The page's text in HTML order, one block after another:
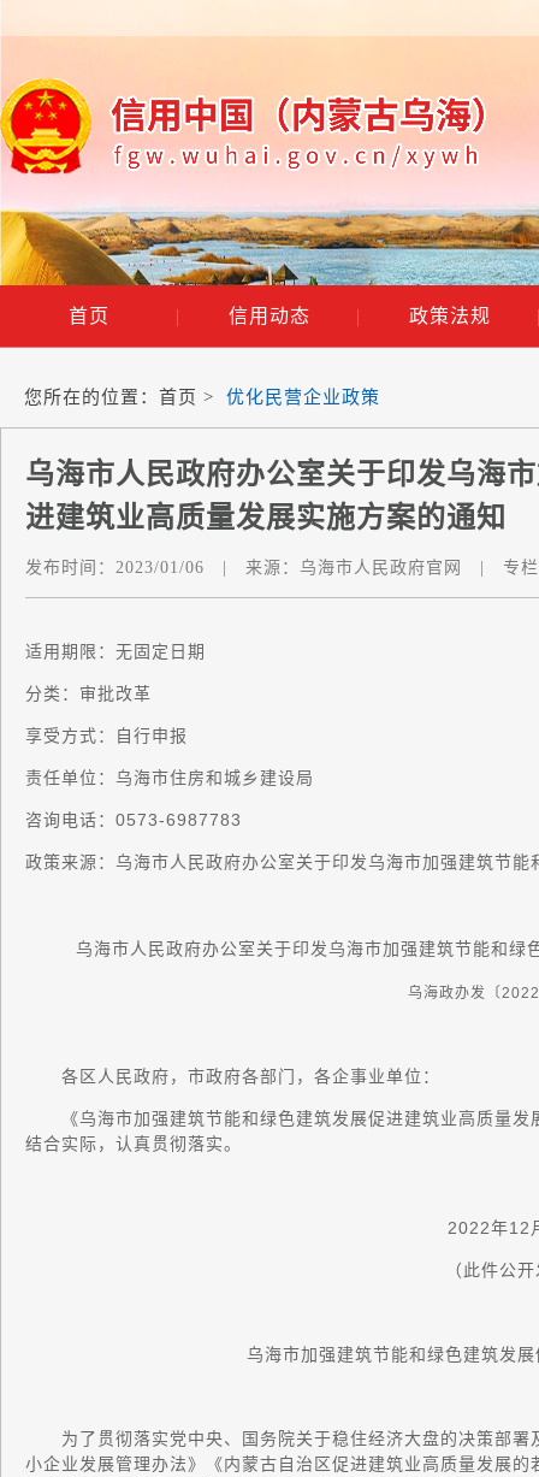
首页 | 信用动态 | 政策法规
您所在的位置： 首页 > 优化民营企业政策
乌海市人民政府办公室关于印发乌海
进建筑业高质量发展实施方案的通知
发布时间： 2023/01/06 来源： 乌海市人民政府官网 专
适用期限：无固定日期
分类：审批改革
享受方式：自行申报
责任单位：乌海市住房和城乡建设局
咨询电话：0573-6987783
政策来源：乌海市人民政府办公室关于印发乌海市加强建筑节
乌海市人民政府办公室关于印发乌海市加强建筑节能和
乌海政办发〔
各区人民政府，市政府各部门，各企事业单位：
《乌海市加强建筑节能和绿色建筑发展促进建筑业高质量发
结合实际，认真贯彻落实。
2022年12
（此件公开
乌海市加强建筑节能和绿色建筑发展
为了贯彻落实党中央、国务院关于稳住经济大盘的决策部署
小企业发展管理办法》《内蒙古自治区促进建筑业高质量发展